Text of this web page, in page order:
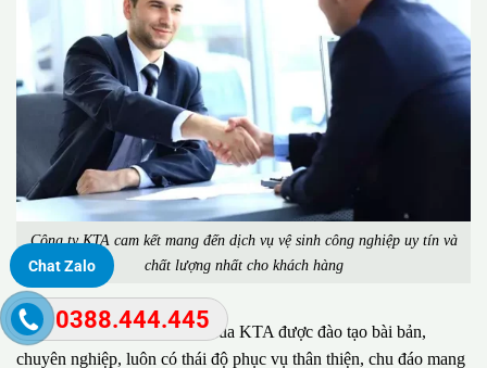
Công ty KTA cam kết mang đến dịch vụ vệ sinh công nghiệp uy tín và
chất lượng nhất cho khách hàng
Đặc biệt, đội ngũ nhân viên của KTA được đào tạo bài bản,
chuyên nghiệp, luôn có thái độ phục vụ thân thiện, chu đáo mang
Chat Zalo
0388.444.445